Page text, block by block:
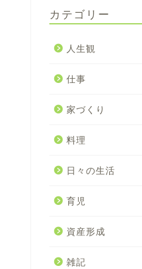
カテゴリー
人生観
仕事
家づくり
料理
日々の生活
育児
資産形成
雑記